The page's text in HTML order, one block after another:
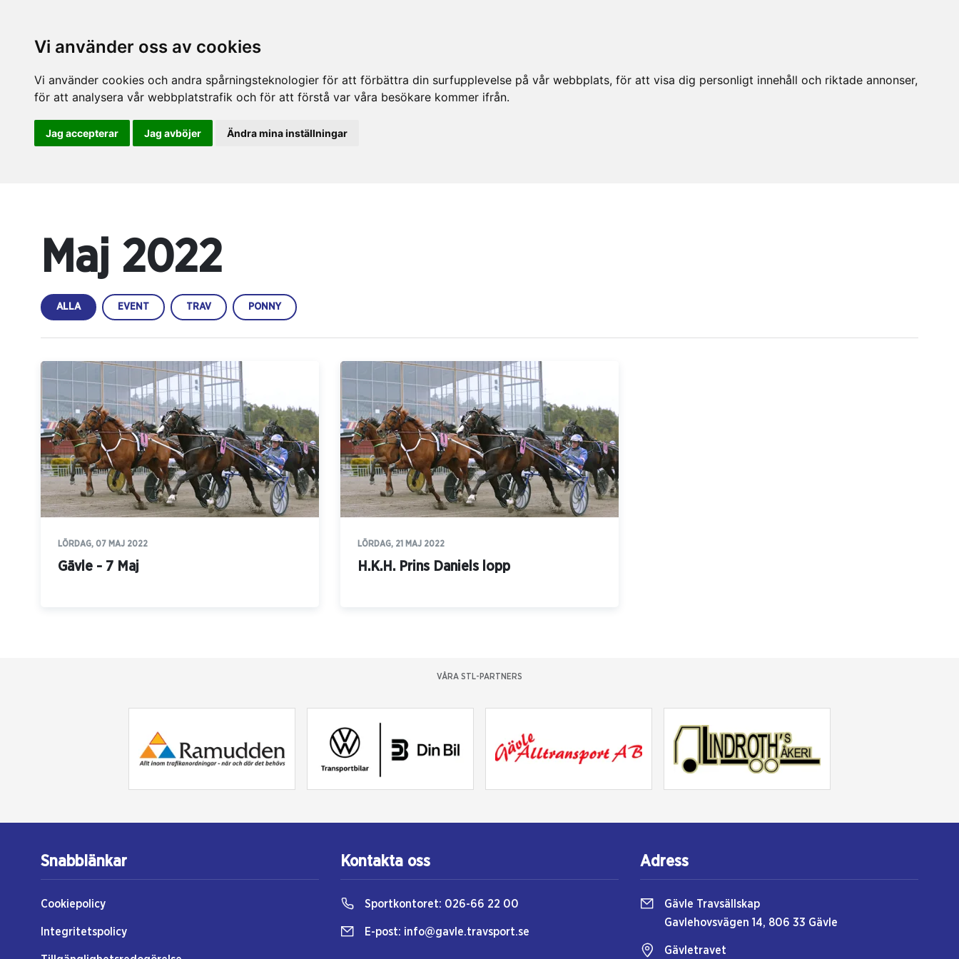
Vi använder oss av cookies
Vi använder cookies och andra spårningsteknologier för att förbättra din surfupplevelse på vår webbplats, för att visa dig personligt innehåll och riktade annonser,
för att analysera vår webbplatstrafik och för att förstå var våra besökare kommer ifrån.
Jag accepterar Jag avböjer Ändra mina inställningar
Maj 2022
ALLA EVENT TRAV PONNY
LÖRDAG, 07 MAJ 2022
Gävle - 7 Maj
LÖRDAG, 21 MAJ 2022
H.K.H. Prins Daniels lopp
VÅRA STL-PARTNERS
Snabblänkar
Cookiepolicy
Integritetspolicy
Kontakta oss
Sportkontoret: 026-66 22 00
E-post: info@gavle.travsport.se
Adress
Gävle Travsällskap
Gavlehovsvägen 14, 806 33 Gävle
Gävletravet